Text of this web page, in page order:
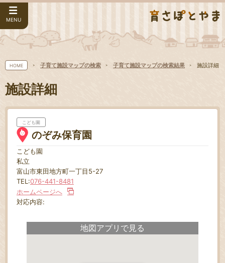
MENU
HOME 子育て施設マップの検索 子育て施設マップの検索結果 施設詳細
施設詳細
こども園
のぞみ保育園
こども園
私立
富山市東田地方町一丁目5-27
TEL:076-441-8481
ホームページへ
対応内容:
地図アプリで見る